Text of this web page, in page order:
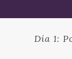
Día 1: